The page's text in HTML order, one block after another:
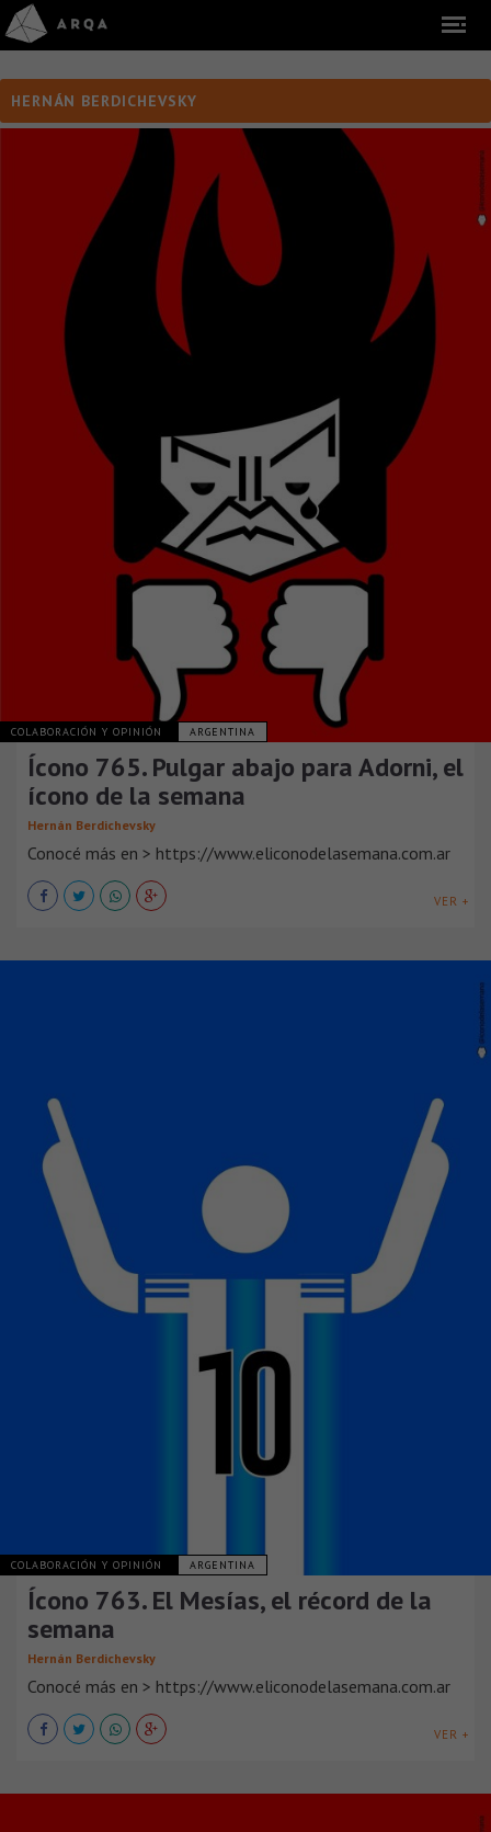
HERNÁN BERDICHEVSKY
COLABORACIÓN Y OPINIÓN ARGENTINA
Ícono 765. Pulgar abajo para Adorni, el
ícono de la semana
Hernán Berdichevsky
Conocé más en > https://www.eliconodelasemana.com.ar
VER +
COLABORACIÓN Y OPINIÓN ARGENTINA
Ícono 763. El Mesías, el récord de la
semana
Hernán Berdichevsky
Conocé más en > https://www.eliconodelasemana.com.ar
VER +